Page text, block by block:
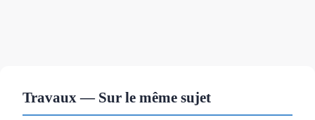
Travaux — Sur le même sujet